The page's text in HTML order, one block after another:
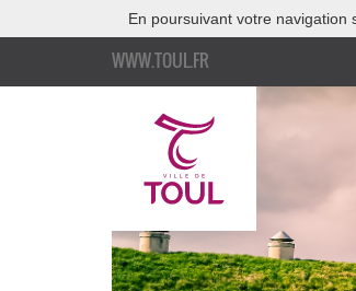
En poursuivant votre navigation
WWW.TOUL.FR